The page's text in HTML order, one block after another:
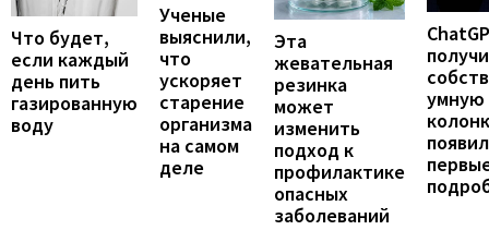
Что будет,
если каждый
день пить
газированную
воду
Ученые
выяснили,
что
ускоряет
старение
организма
на самом
деле
Эта
жевательная
резинка
может
изменить
подход к
профилактике
опасных
заболеваний
умную